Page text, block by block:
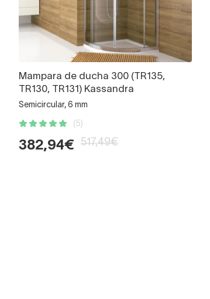
Mampara de ducha 300 (TR135,
TR130, TR131) Kassandra
Semicircular, 6 mm
(5)
382,94€ 517,49€